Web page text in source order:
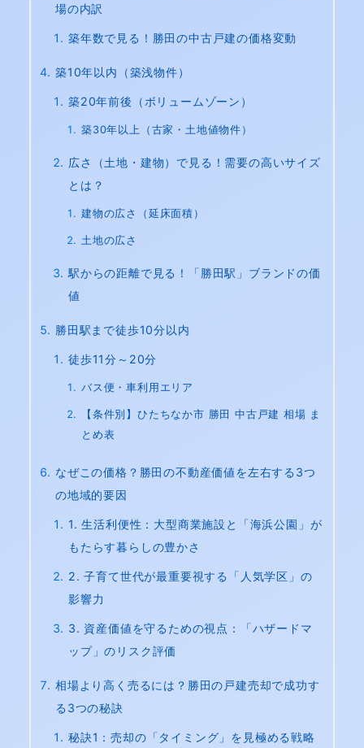
場の内訳
築年数で見る！勝田の中古戸建の価格変動
築10年以内（築浅物件）
築20年前後（ボリュームゾーン）
築30年以上（古家・土地値物件）
広さ（土地・建物）で見る！需要の高いサイズ
とは？
建物の広さ（延床面積）
土地の広さ
駅からの距離で見る！「勝田駅」ブランドの価
値
勝田駅まで徒歩10分以内
徒歩11分～20分
バス便・車利用エリア
【条件別】ひたちなか市 勝田 中古戸建 相場 ま
とめ表
なぜこの価格？勝田の不動産価値を左右する3つ
の地域的要因
1. 生活利便性：大型商業施設と「海浜公園」が
もたらす暮らしの豊かさ
2. 子育て世代が最重要視する「人気学区」の
影響力
3. 資産価値を守るための視点：「ハザードマ
ップ」のリスク評価
相場より高く売るには？勝田の戸建売却で成功す
る3つの秘訣
秘訣1：売却の「タイミング」を見極める戦略